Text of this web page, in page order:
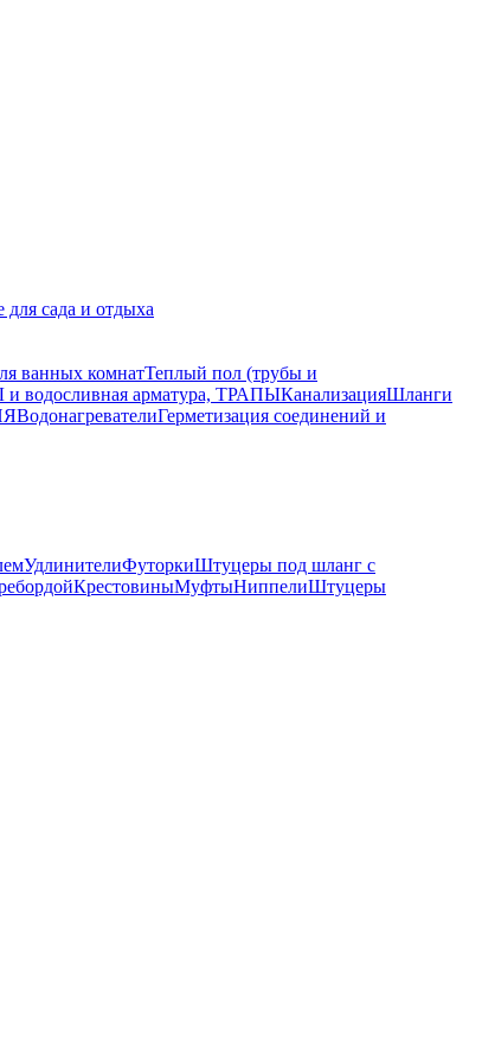
для сада и отдыха
ванных комнатТеплый пол (трубы и
арматура, ТРАПЫКанализацияШланги
ВодонагревателиГерметизация соединений и
УдлинителиФуторкиШтуцеры под шланг с
КрестовиныМуфтыНиппелиШтуцеры